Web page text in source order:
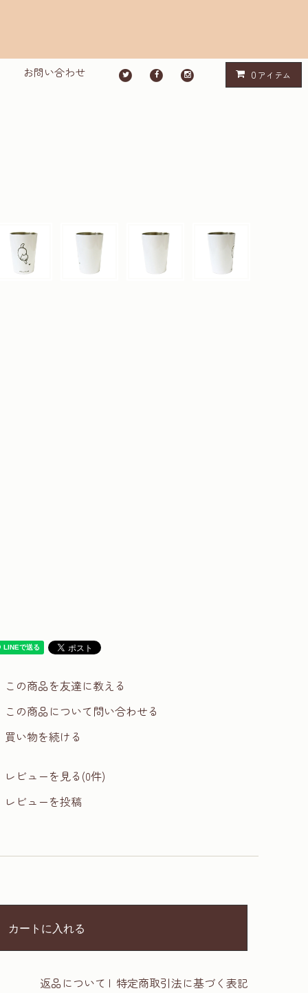
お問い合わせ 0 アイテム
この商品を友達に教える
この商品について問い合わせる
買い物を続ける
レビューを見る(0件)
レビューを投稿
カートに入れる
返品について | 特定商取引法に基づく表記